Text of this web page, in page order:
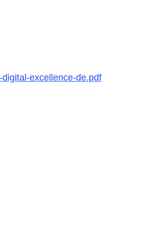
excellence-de.pdf